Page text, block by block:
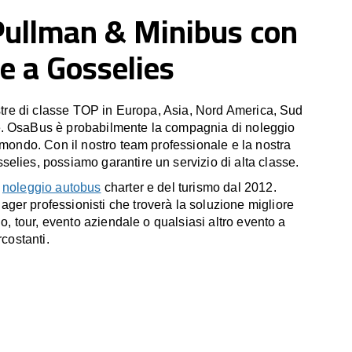
& Minibus con
a Gosselies
di classe TOP in Europa, Asia, Nord America, Sud
OsaBus è probabilmente la compagnia di noleggio
Con il nostro team professionale e la nostra
possiamo garantire un servizio di alta classe.
noleggio autobus charter e del turismo dal 2012.
professionisti che troverà la soluzione migliore
tour, evento aziendale o qualsiasi altro evento a